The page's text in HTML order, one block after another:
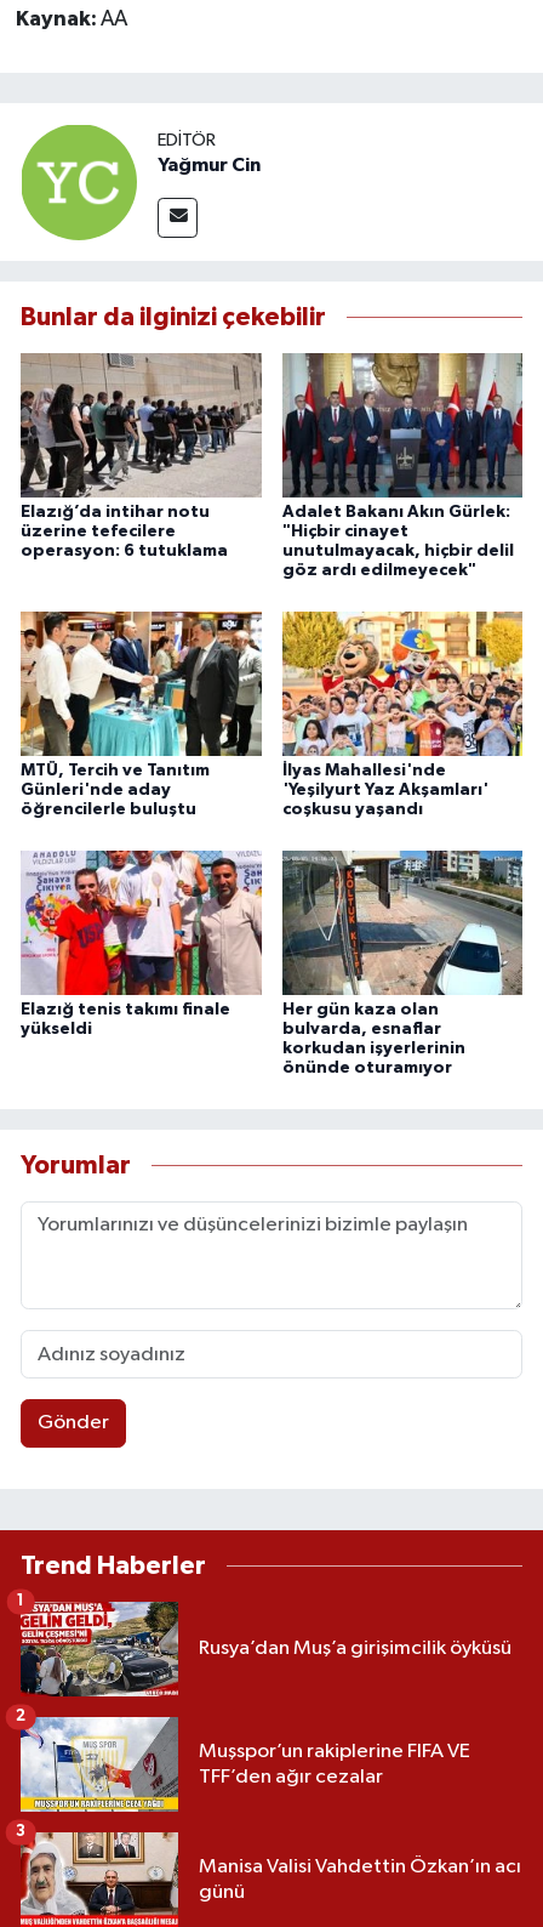
Kaynak: AA
EDITÖR
Yağmur Cin
Bunlar da ilginizi çekebilir
Elazığ’da intihar notu
üzerine tefecilere
operasyon: 6 tutuklama
Adalet Bakanı Akın Gürlek:
"Hiçbir cinayet
unutulmayacak, hiçbir delil
göz ardı edilmeyecek"
MTÜ, Tercih ve Tanıtım
Günleri'nde aday
öğrencilerle buluştu
İlyas Mahallesi'nde
'Yeşilyurt Yaz Akşamları'
coşkusu yaşandı
Elazığ tenis takımı finale
yükseldi
Her gün kaza olan
bulvarda, esnaflar
korkudan işyerlerinin
önünde oturamıyor
Yorumlar
Gönder
Trend Haberler
Rusya’dan Muş’a girişimcilik öyküsü
1
Muşspor’un rakiplerine FIFA VE
TFF’den ağır cezalar
2
Manisa Valisi Vahdettin Özkan’ın acı
günü
3